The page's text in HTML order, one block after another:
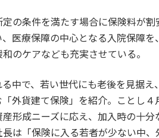
の条件を満たす場合に保険料が
医療保障の中心となる入院保障
のケアなども充実させている。
中で、若い世代にも老後を見据え
外貨建て保険」を紹介。ことし
形成ニーズに応え、加入時の十
は「保険に入る若者が少ない中、